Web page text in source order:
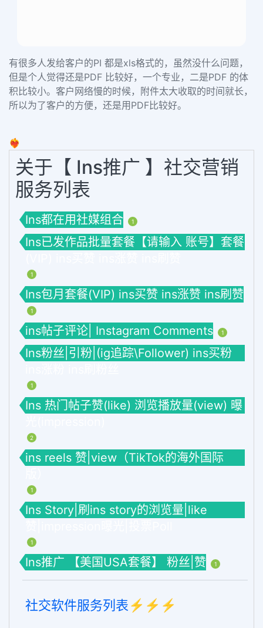
有很多人发给客户的PI 都是xls格式的，虽然没什么问题，
但是个人觉得还是PDF 比较好，一个专业，二是PDF 的体
积比较小。客户网络慢的时候，附件太大收取的时间就长，
所以为了客户的方便，还是用 PDF比较好。
❤️‍🔥
关于【 Ins推广 】社交营销
服务列表
Ins都在用社媒组合 1
Ins已发作品批量套餐【请输入 账号】套餐
1
Ins包月套餐(VIP) ins买赞 ins涨赞 ins刷赞
1
ins帖子评论| Instagram Comments 1
Ins粉丝|引粉|(ig追踪\Follower) ins买粉
1
Ins 热门帖子赞(like) 浏览播放量(view) 曝
2
ins reels 赞|view（TikTok的海外国际
1
Ins Story|刷ins story的浏览量|like
1
Ins推广 【美国USA套餐】 粉丝|赞 1
社交软件服务列表⚡️⚡️⚡️